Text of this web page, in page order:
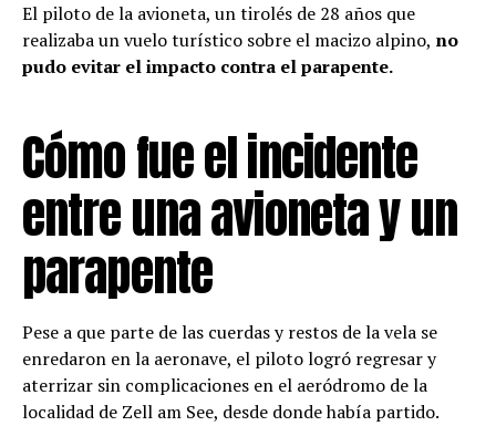
El piloto de la avioneta, un tirolés de 28 años que
realizaba un vuelo turístico sobre el macizo alpino, no
pudo evitar el impacto contra el parapente.
Cómo fue el incidente
entre una avioneta y un
parapente
Pese a que parte de las cuerdas y restos de la vela se
enredaron en la aeronave, el piloto logró regresar y
aterrizar sin complicaciones en el aeródromo de la
localidad de Zell am See, desde donde había partido.